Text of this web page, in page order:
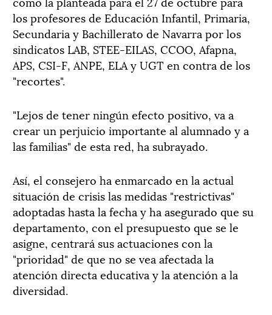
los profesores de Educación Infantil, Primaria,
Secundaria y Bachillerato de Navarra por los
sindicatos LAB, STEE-EILAS, CCOO, Afapna,
APS, CSI-F, ANPE, ELA y UGT en contra de los
"recortes".
"Lejos de tener ningún efecto positivo, va a
crear un perjuicio importante al alumnado y a
las familias" de esta red, ha subrayado.
Así, el consejero ha enmarcado en la actual
situación de crisis las medidas "restrictivas"
adoptadas hasta la fecha y ha asegurado que su
departamento, con el presupuesto que se le
asigne, centrará sus actuaciones con la
"prioridad" de que no se vea afectada la
atención directa educativa y la atención a la
diversidad.